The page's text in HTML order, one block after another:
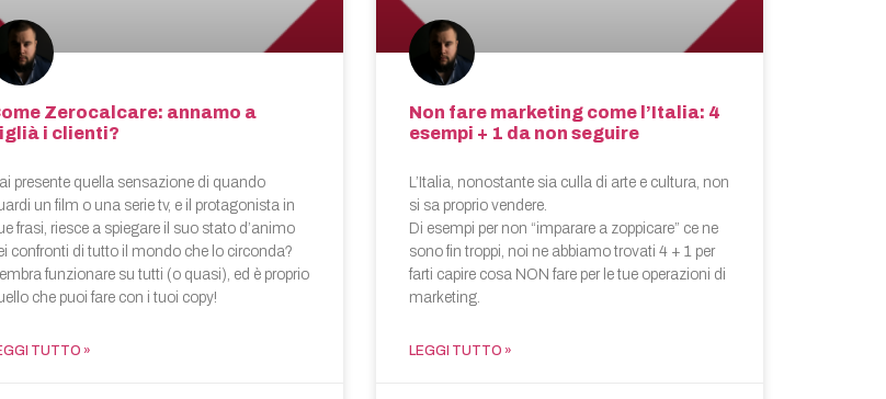
Zerocalcare: annamo a
i clienti?
presente quella sensazione di quando
un film o una serie tv, e il protagonista in
frasi, riesce a spiegare il suo stato d’animo
confronti di tutto il mondo che lo circonda?
funzionare su tutti (o quasi), ed è proprio
che puoi fare con i tuoi copy!
TUTTO »
Non fare marketing come l’Italia: 4
esempi + 1 da non seguire
L’Italia, nonostante sia culla di arte e cultura, non
si sa proprio vendere.
Di esempi per non “imparare a zoppicare” ce ne
sono fin troppi, noi ne abbiamo trovati 4 + 1 per
farti capire cosa NON fare per le tue operazioni di
marketing.
LEGGI TUTTO »